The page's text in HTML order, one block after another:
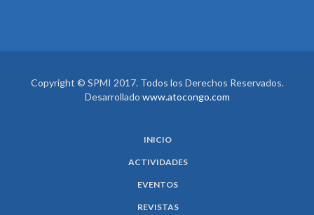
Copyright © SPMI 2017. Todos los Derechos Reservados.
Desarrollado www.atocongo.com
INICIO
ACTIVIDADES
EVENTOS
REVISTAS